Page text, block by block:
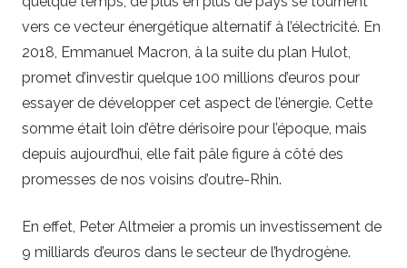
vers ce vecteur énergétique alternatif à l’électricité. En
2018, Emmanuel Macron, à la suite du plan Hulot,
promet d’investir quelque 100 millions d’euros pour
essayer de développer cet aspect de l’énergie. Cette
somme était loin d’être dérisoire pour l’époque, mais
depuis aujourd’hui, elle fait pâle figure à côté des
promesses de nos voisins d’outre-Rhin.
En effet, Peter Altmeier a promis un investissement de
9 milliards d’euros dans le secteur de l’hydrogène.